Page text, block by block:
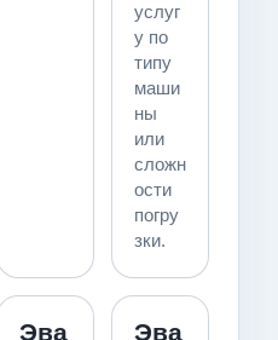
услуг
у по
типу
маши
ны
или
сложн
ости
погру
зки.
Эва
Эва